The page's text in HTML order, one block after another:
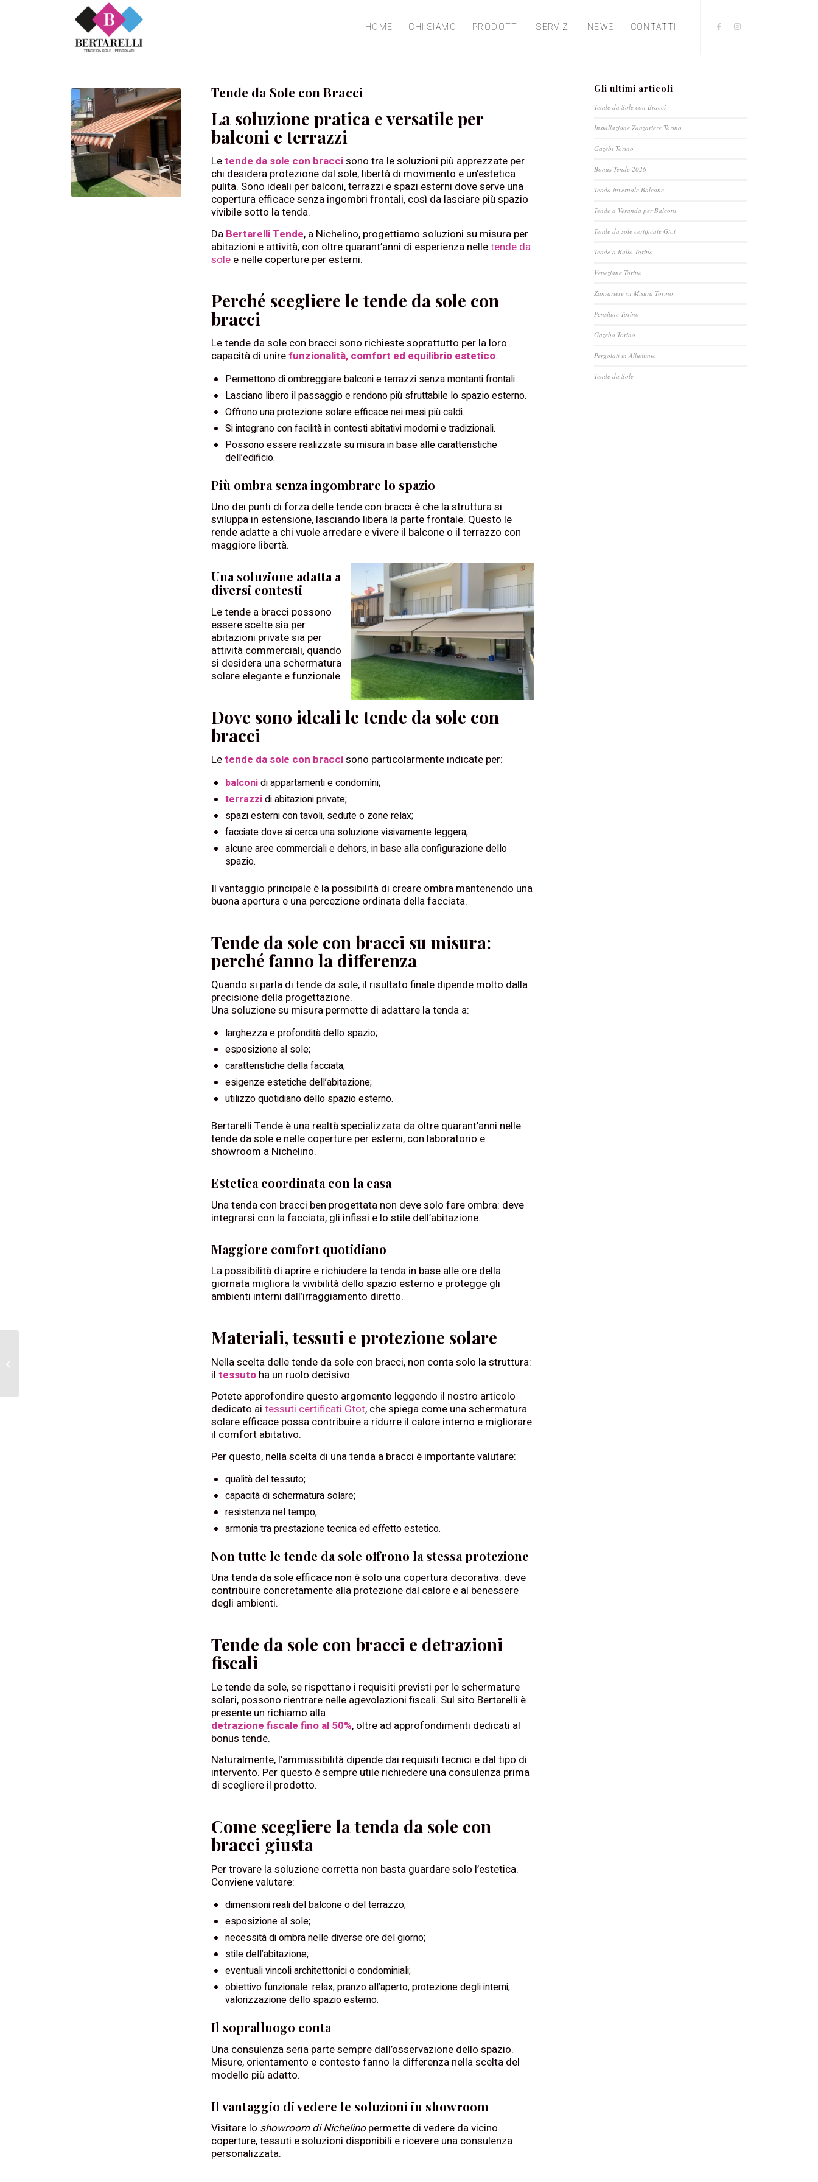
HOME CHI SIAMO PRODOTTI SERVIZI NEWS CONTATTI
Tende da Sole con Bracci
La soluzione pratica e versatile per
balconi e terrazzi
Letende da sole con braccisono tra le soluzioni più apprezzate per
chi desidera protezione dal sole, libertà di movimento e un’estetica
pulita. Sono ideali per balconi, terrazzi e spazi esterni dove serve una
copertura efficace senza ingombri frontali, così da lasciare più spazio
vivibile sotto la tenda.
Da Bertarelli Tende, a Nichelino, progettiamo soluzioni su misura per
abitazioni e attività, con oltre quarant’anni di esperienza nelletende da
sole e nelle coperture per esterni.
Perché scegliere le tende da sole con
bracci
Le tende da sole con bracci sono richieste soprattutto per la loro
capacità di unirefunzionalità, comfort ed equilibrio estetico.
Permettono di ombreggiare balconi e terrazzi senza montanti frontali.
Lasciano libero il passaggio e rendono più sfruttabile lo spazio esterno.
Offrono una protezione solare efficace nei mesi più caldi.
Si integrano con facilità in contesti abitativi moderni e tradizionali.
Possono essere realizzate su misura in base alle caratteristiche
dell’edificio.
Più ombra senza ingombrare lo spazio
Uno dei punti di forza delle tende con bracci è che la struttura si
sviluppa in estensione, lasciando libera la parte frontale. Questo le
rende adatte a chi vuole arredare e vivere il balcone o il terrazzo con
maggiore libertà.
Una soluzione adatta a
diversi contesti
Le tende a bracci possono
essere scelte sia per
abitazioni private sia per
attività commerciali, quando
si desidera una schermatura
solare elegante e funzionale.
Dove sono ideali le tende da sole con
bracci
Letende da sole con braccisono particolarmente indicate per:
balconidi appartamenti e condomìni;
terrazzidi abitazioni private;
spazi esterni con tavoli, sedute o zone relax;
facciate dove si cerca una soluzione visivamente leggera;
alcune aree commerciali e dehors, in base alla configurazione dello
spazio.
Il vantaggio principale è la possibilità di creare ombra mantenendo una
buona apertura e una percezione ordinata della facciata.
Tende da sole con bracci su misura:
perché fanno la differenza
Quando si parla di tende da sole, il risultato finale dipende molto dalla
precisione della progettazione.
Una soluzione su misura permette di adattare la tenda a:
larghezza e profondità dello spazio;
esposizione al sole;
caratteristiche della facciata;
esigenze estetiche dell’abitazione;
utilizzo quotidiano dello spazio esterno.
Bertarelli Tende è una realtà specializzata da oltre quarant’anni nelle
tende da sole e nelle coperture per esterni, con laboratorio e
showroom a Nichelino.
Estetica coordinata con la casa
Una tenda con bracci ben progettata non deve solo fare ombra: deve
integrarsi con la facciata, gli infissi e lo stile dell’abitazione.
Maggiore comfort quotidiano
La possibilità di aprire e richiudere la tenda in base alle ore della
giornata migliora la vivibilità dello spazio esterno e protegge gli
ambienti interni dall’irraggiamento diretto.
Materiali, tessuti e protezione solare
Nella scelta delle tende da sole con bracci, non conta solo la struttura:
iltessuto ha un ruolo decisivo.
Potete approfondire questo argomento leggendo il nostro articolo
dedicato aitessuti certificati Gtot, che spiega come una schermatura
solare efficace possa contribuire a ridurre il calore interno e migliorare
il comfort abitativo.
Per questo, nella scelta di una tenda a bracci è importante valutare:
qualità del tessuto;
capacità di schermatura solare;
resistenza nel tempo;
armonia tra prestazione tecnica ed effetto estetico.
Non tutte le tende da sole offrono la stessa protezione
Una tenda da sole efficace non è solo una copertura decorativa: deve
contribuire concretamente alla protezione dal calore e al benessere
degli ambienti.
Tende da sole con bracci e detrazioni
fiscali
Le tende da sole, se rispettano i requisiti previsti per le schermature
solari, possono rientrare nelle agevolazioni fiscali. Sul sito Bertarelli è
presente un richiamo alla
detrazione fiscale fino al 50%, oltre ad approfondimenti dedicati al
bonus tende.
Naturalmente, l’ammissibilità dipende dai requisiti tecnici e dal tipo di
intervento. Per questo è sempre utile richiedere una consulenza prima
di scegliere il prodotto.
Come scegliere la tenda da sole con
bracci giusta
Per trovare la soluzione corretta non basta guardare solo l’estetica.
Conviene valutare:
dimensioni reali del balcone o del terrazzo;
esposizione al sole;
necessità di ombra nelle diverse ore del giorno;
stile dell’abitazione;
eventuali vincoli architettonici o condominiali;
obiettivo funzionale: relax, pranzo all’aperto, protezione degli interni,
valorizzazione dello spazio esterno.
Il sopralluogo conta
Una consulenza seria parte sempre dall’osservazione dello spazio.
Misure, orientamento e contesto fanno la differenza nella scelta del
modello più adatto.
Il vantaggio di vedere le soluzioni in showroom
Visitare lo showroom di Nichelinopermette di vedere da vicino
coperture, tessuti e soluzioni disponibili e ricevere una consulenza
personalizzata.
Gli ultimi articoli
Tende da Sole con Bracci
Installazione Zanzariere Torino
Gazebi Torino
Bonus Tende 2026
Tenda invernale Balcone
Tende a Veranda per Balconi
Tende da sole certificate Gtot
Tende a Rullo Torino
Veneziane Torino
Zanzariere su Misura Torino
Pensiline Torino
Gazebo Torino
Pergolati in Alluminio
Tende da Sole